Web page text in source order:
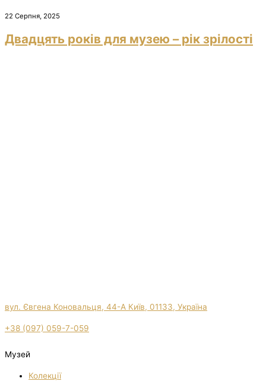
22 Серпня, 2025
Двадцять років для музею – рік зрілості
вул. Євгена Коновальця, 44-А Київ, 01133, Україна
+38 (097) 059-7-059
Музей
Колекції